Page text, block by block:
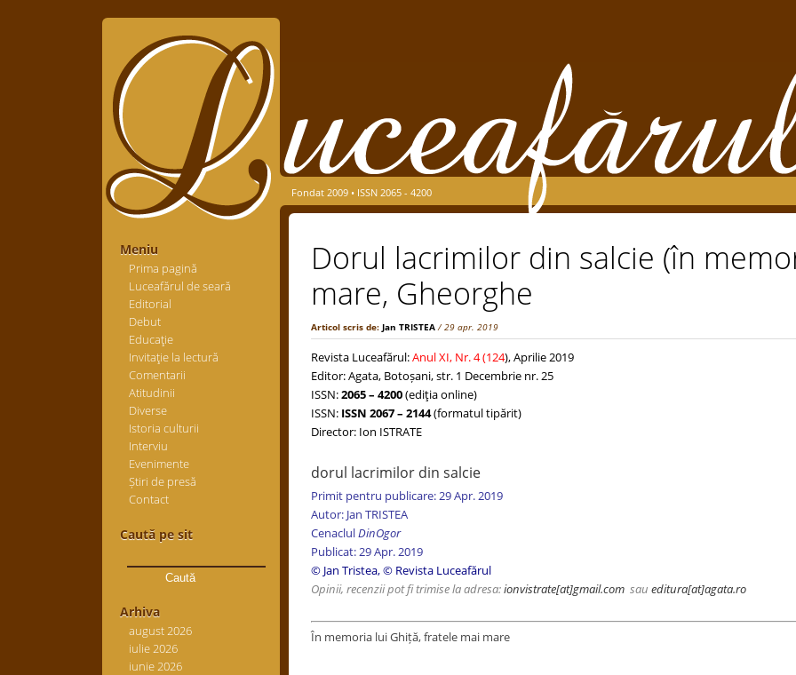
Meniu
Prima pagină
Luceafărul de seară
Editorial
Debut
Educaţie
Invitaţie la lectură
Comentarii
Atitudinii
Diverse
Istoria culturii
Interviu
Evenimente
Știri de presă
Contact
Caută pe sit
după:
Arhiva
august 2026
iulie 2026
iunie 2026
Fondat 2009 • ISSN 2065 - 4200
Dorul lacrimilor din salcie (în
mare, Gheorghe
Articol scris de: Jan TRISTEA / 29 apr. 2019
Revista Luceafărul:Anul XI, Nr. 4 (124), Aprilie 2019
Editor: Agata, Botoșani, str. 1 Decembrie nr. 25
ISSN:2065 – 4200(ediţia online)
ISSN: ISSN 2067 – 2144(formatul tipărit)
Director: Ion ISTRATE
dorul lacrimilor din salcie
Primit pentru publicare: 29 Apr. 2019
Autor: Jan TRISTEA
CenaclulDinOgor
Publicat: 29 Apr. 2019
© Jan Tristea, © Revista Luceafărul
Opinii, recenzii pot fi trimise la adresa:ionvistrate[at]gmail.comsau editura[at]agata.ro
În memoria lui Ghiță, fratele mai mare